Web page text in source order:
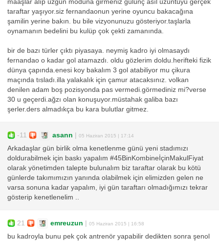
maaşlar alıp üzgün moduna girmeniz gülünç asıl üzüntüyü gerçek
taraftar yaşıyor.siz fernandaonun yerine oyuncu bakacağına
şamilin yerine bakın. bu bile vizyonunuzu gösteriyor.taşlarla
oynamanın bedelini bu kulüp çok çekti zamanında.
bir de bazı türler çıktı piyasaya. neymiş kadro iyi olmasaydı
fernandao o kadar gol atamazdı. oldu gözlerim doldu.herifteki fizik
dünya çapında.enesi koy bakalım 3 gol atabiliyor mu çikura
maçında tısladı.illa yalakalık için çamur atacaksınız. volkan
denilen adam boş pozisyonda pas vermedi.görmediniz mi?verse
30 u geçerdi.ağzı olan konuşuyor.müstahak galiba bazı
şerler.ders almadıkça bu kara bulutlar gitmez.
-11 asann 05 Haziran 2015 | 17:14
Arkadaşlar gün birlik olma kenetlenme günü yeni stadımızı
doldurabilmek için baskı yapalım #45BinKombineİçinMakulFiyat
olarak yönetimden talepte bulunalım biz taraftar olarak bu kötü
günlerde takımımızın yanında olabilmek için elimizden gelen ne
varsa sonuna kadar yapalım, iyi gün taraftarı olmadığımızı tekrar
gösterip kenetlenelim ..
21 emreuzun 05 Haziran 2015 | 16:58
bu kadroyla bunu pek çok antrenör yapabilir dedikten sonra şenol